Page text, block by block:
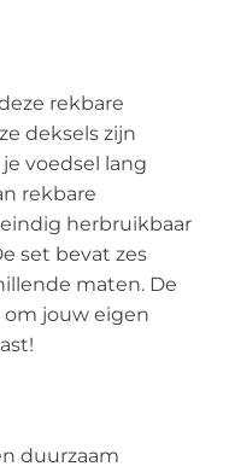
rekbare
deksels zijn
voedsel lang
rekbare
herbruikbaar
set bevat zes
maten. De
om jouw eigen
duurzaam